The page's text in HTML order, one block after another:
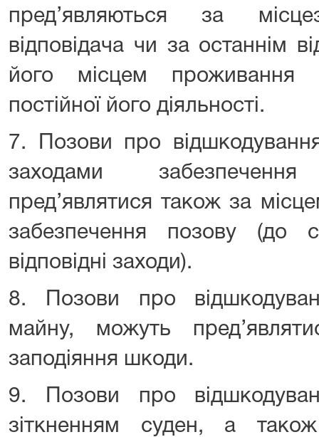
пред’являються за
відповідача чи за останнім
його місцем проживання
постійної його діяльності.
7. Позови про
заходами
пред’являтися також за
забезпечення позову (до
відповідні заходи).
8. Позови про
майну, можуть
заподіяння шкоди.
9. Позови про
зіткненням суден, а